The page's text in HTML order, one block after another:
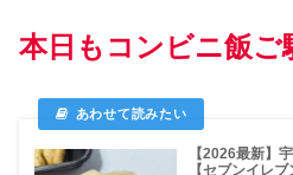
本日もコンビニ飯ご
【2026最新】
【セブンイレ